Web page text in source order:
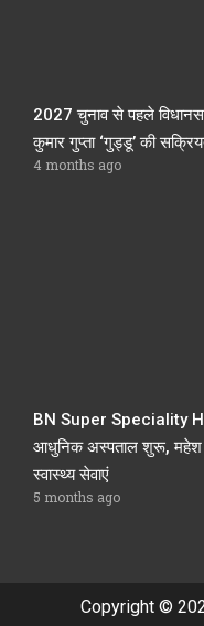
2027 चुनाव से पहले
कुमार गुप्ता ‘गुड्डू’ की
4 months ago
BN Super Speciality
आधुनिक अस्पताल शुरू, महेश
स्वास्थ्य सेवाएं
5 months ago
Copyright ©